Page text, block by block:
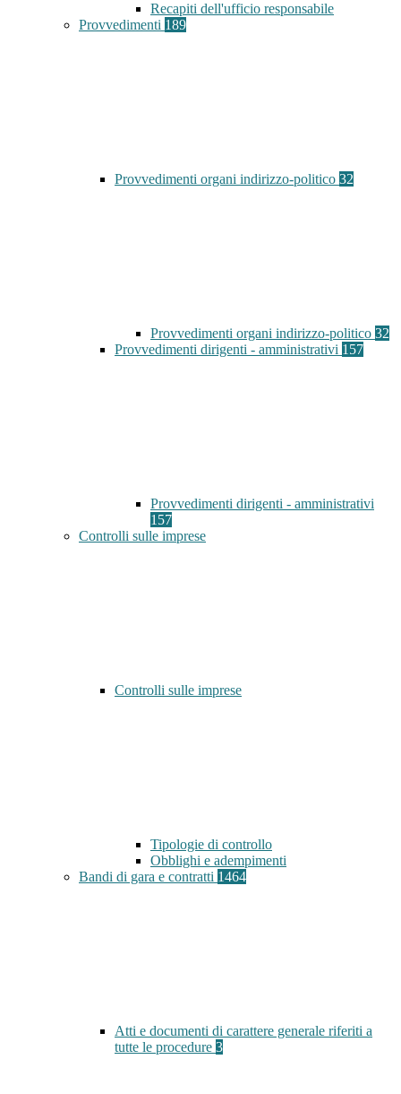
Recapiti dell'ufficio responsabile
Provvedimenti 189
Provvedimenti organi indirizzo-politico 32
Provvedimenti organi indirizzo-politico 32
Provvedimenti dirigenti - amministrativi 157
Provvedimenti dirigenti - amministrativi
157
Controlli sulle imprese
Controlli sulle imprese
Tipologie di controllo
Obblighi e adempimenti
Bandi di gara e contratti 1464
Atti e documenti di carattere generale riferiti a
tutte le procedure 3